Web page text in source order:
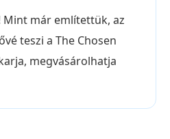
Mint már említettük, az
teszi a The Chosen
megvásárolhatja